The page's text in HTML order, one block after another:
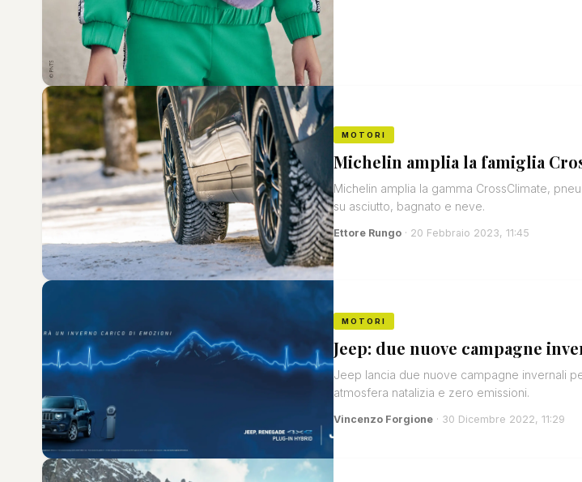
MOTORI
Michelin amplia la famiglia
Michelin amplia la gamma CrossClimate,
su asciutto, bagnato e neve.
Ettore Rungo · 20 Febbraio 2023, 11:45
MOTORI
Jeep: due nuove campagne
Jeep lancia due nuove campagne invernali
atmosfera natalizia e zero emissioni.
Vincenzo Forgione · 30 Dicembre 2022, 11:29